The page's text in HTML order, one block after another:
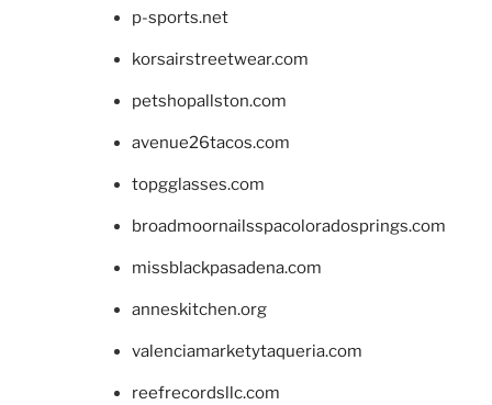
p-sports.net
korsairstreetwear.com
petshopallston.com
avenue26tacos.com
topgglasses.com
broadmoornailsspacoloradosprings.com
missblackpasadena.com
anneskitchen.org
valenciamarketytaqueria.com
reefrecordsllc.com